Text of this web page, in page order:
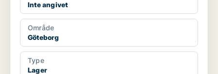
Inte angivet
Område
Göteborg
Type
Lager